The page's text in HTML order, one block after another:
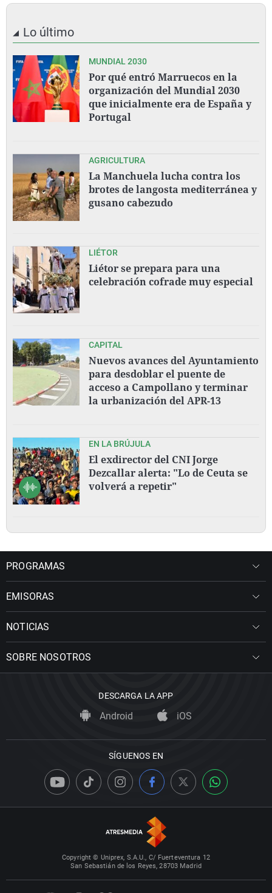
Lo último
MUNDIAL 2030
Por qué entró Marruecos en la
organización del Mundial 2030
que inicialmente era de España y
Portugal
AGRICULTURA
La Manchuela lucha contra los
brotes de langosta mediterránea y
gusano cabezudo
LIÉTOR
Liétor se prepara para una
celebración cofrade muy especial
CAPITAL
Nuevos avances del Ayuntamiento
para desdoblar el puente de
acceso a Campollano y terminar
la urbanización del APR-13
EN LA BRÚJULA
El exdirector del CNI Jorge
Dezcallar alerta: "Lo de Ceuta se
volverá a repetir"
PROGRAMAS
EMISORAS
NOTICIAS
SOBRE NOSOTROS
DESCARGA LA APP
Android iOS
SÍGUENOS EN
Copyright © Uniprex, S.A.U., C/ Fuerteventura 12
San Sebastián de los Reyes, 28703 Madrid